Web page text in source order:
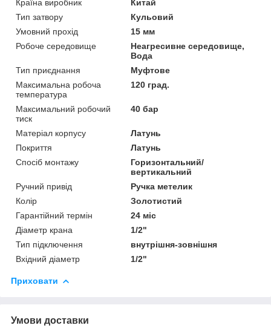
Країна виробник
Китай
Тип затвору
Кульовий
Умовний прохід
15 мм
Робоче середовище
Неагресивне середовище,
Вода
Тип приєднання
Муфтове
Максимальна робоча
температура
120 град.
Максимальний робочий
тиск
40 бар
Матеріал корпусу
Латунь
Покриття
Латунь
Спосіб монтажу
Горизонтальний/
вертикальний
Ручний привід
Ручка метелик
Колір
Золотистий
Гарантійний термін
24 міс
Діаметр крана
1/2"
Тип підключення
внутрішня-зовнішня
Вхідний діаметр
1/2"
Приховати
Умови доставки